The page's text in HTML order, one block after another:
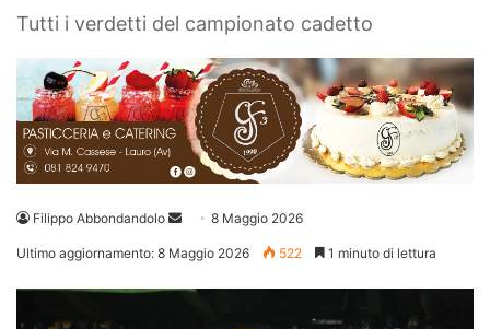
Tutti i verdetti del campionato cadetto
Filippo Abbondandolo
Invia 8 Maggio 2026
Ultimo aggiornamento: 8 Maggio 2026 522 1 minuto di lettura